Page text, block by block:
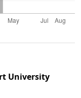
University